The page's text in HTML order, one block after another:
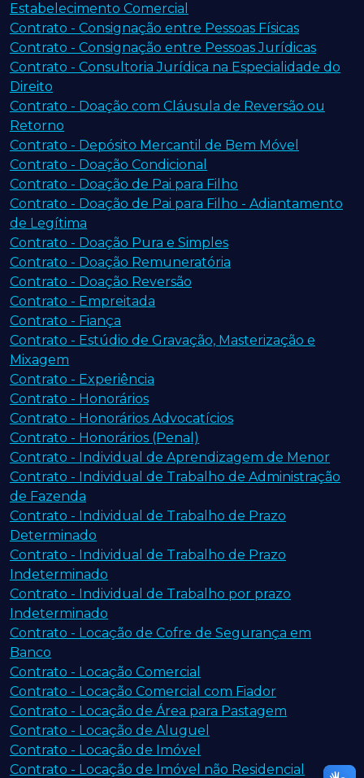
Estabelecimento Comercial
Contrato - Consignação entre Pessoas Físicas
Contrato - Consignação entre Pessoas Jurídicas
Contrato - Consultoria Jurídica na Especialidade do
Direito
Contrato - Doação com Cláusula de Reversão ou
Retorno
Contrato - Depósito Mercantil de Bem Móvel
Contrato - Doação Condicional
Contrato - Doação de Pai para Filho
Contrato - Doação de Pai para Filho - Adiantamento
de Legítima
Contrato - Doação Pura e Simples
Contrato - Doação Remuneratória
Contrato - Doação Reversão
Contrato - Empreitada
Contrato - Fiança
Contrato - Estúdio de Gravação, Masterização e
Mixagem
Contrato - Experiência
Contrato - Honorários
Contrato - Honorários Advocatícios
Contrato - Honorários (Penal)
Contrato - Individual de Aprendizagem de Menor
Contrato - Individual de Trabalho de Administração
de Fazenda
Contrato - Individual de Trabalho de Prazo
Determinado
Contrato - Individual de Trabalho de Prazo
Indeterminado
Contrato - Individual de Trabalho por prazo
Indeterminado
Contrato - Locação de Cofre de Segurança em
Banco
Contrato - Locação Comercial
Contrato - Locação Comercial com Fiador
Contrato - Locação de Área para Pastagem
Contrato - Locação de Aluguel
Contrato - Locação de Imóvel
Contrato - Locação de Imóvel não Residencial